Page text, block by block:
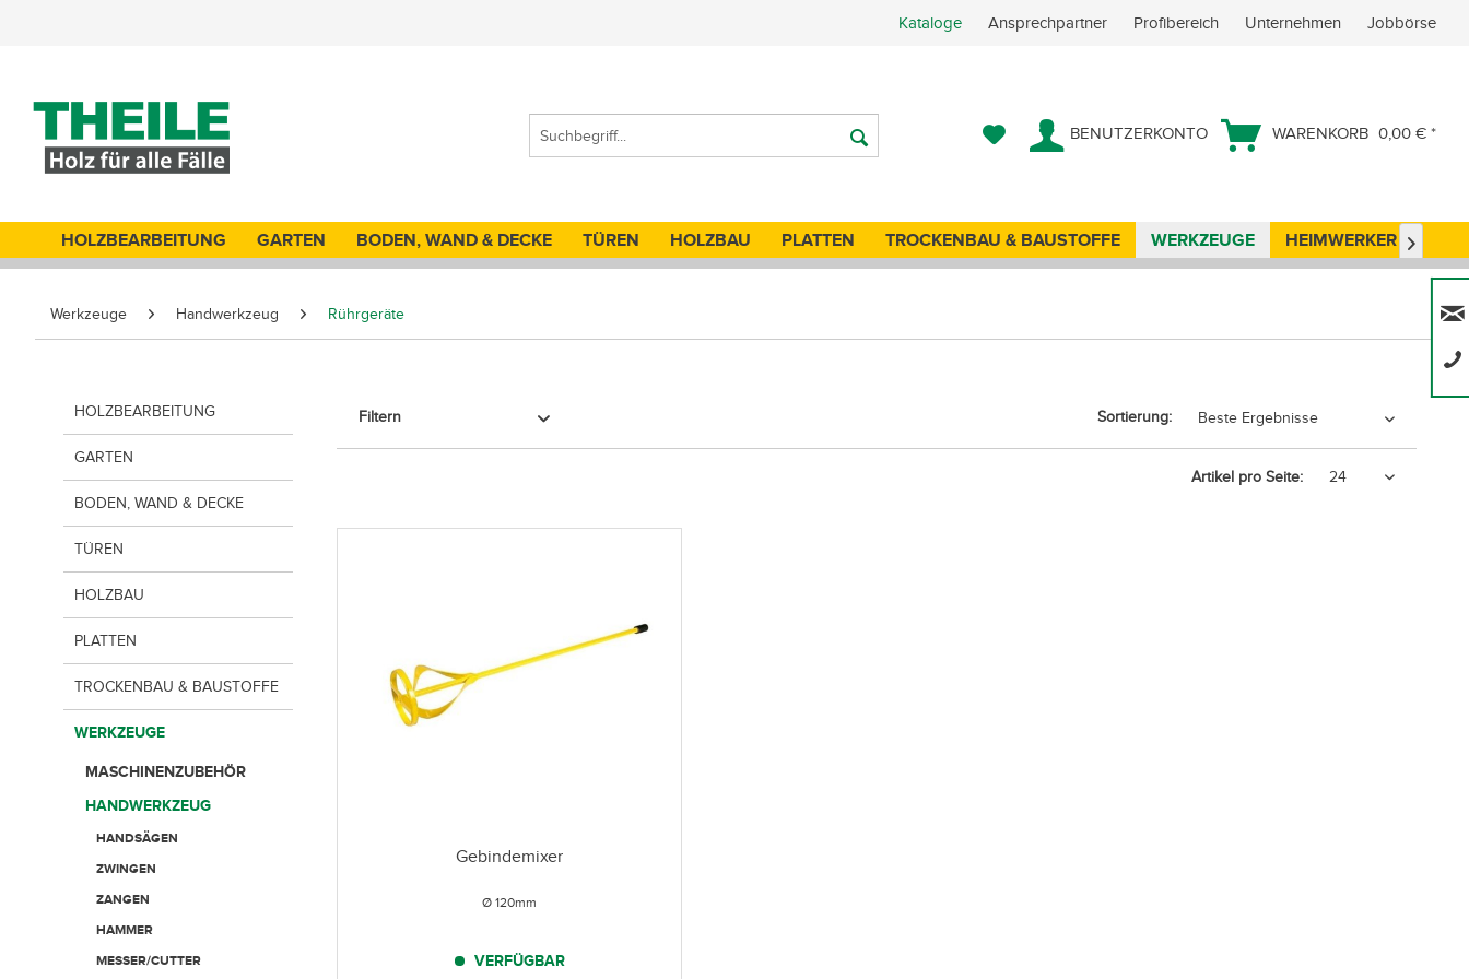
Kataloge Ansprechpartner Profibereich Unternehmen Jobbörse
BENUTZERKONTO WARENKORB 0,00 € *
HOLZBEARBEITUNG GARTEN BODEN, WAND & DECKE TÜREN HOLZBAU PLATTEN TROCKENBAU & BAUSTOFFE WERKZEUGE HEIMWERKER 
Werkzeuge Handwerkzeug Rührgeräte
HOLZBEARBEITUNG
GARTEN
BODEN, WAND & DECKE
TÜREN
HOLZBAU
PLATTEN
TROCKENBAU & BAUSTOFFE
WERKZEUGE
MASCHINENZUBEHÖR
HANDWERKZEUG
HANDSÄGEN
ZWINGEN
ZANGEN
HAMMER
MESSER/CUTTER
Filtern Sortierung:
Artikel pro Seite:
Gebindemixer
Ø 120mm
VERFÜGBAR